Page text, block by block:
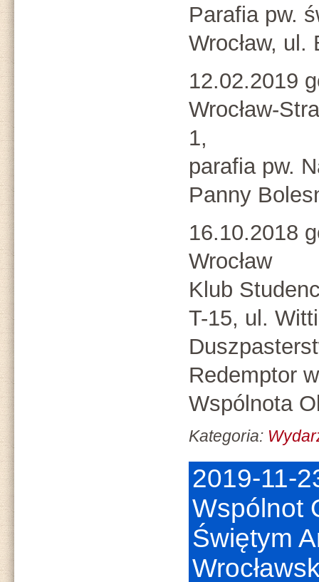
Parafia pw.
Wrocław,
12.02.2019
Wrocław-
1,
parafia pw.
Panny
16.10.2018
Wrocław
Klub
T-15, ul.
Redemptor
Wspólnota
Kategoria:
2019-11-
Wspólnot
Świętym